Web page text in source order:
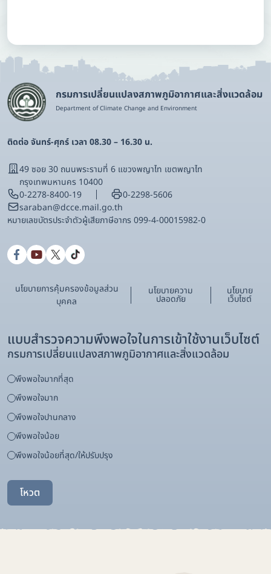
กรมการเปลี่ยนแปลงสภาพภูมิอากาศและสิ่งแวดล้อม
Department of Climate Change and Environment
ติดต่อ จันทร์-ศุกร์ เวลา 08.30 – 16.30 น.
49 ซอย 30 ถนนพระรามที่ 6 แขวงพญาไท เขตพญาไท
กรุงเทพมหานคร 10400
0-2278-8400-19
0-2298-5606
saraban@dcce.mail.go.th
หมายเลขบัตรประจําตัวผู้เสียภาษีอากร 099-4-00015982-0
นโยบายการคุ้มครองข้อมูลส่วน
บุคคล
นโยบายความ
ปลอดภัย
นโยบาย
เว็บไซต์
แบบสำรวจความพึงพอใจในการเข้าใช้งานเว็บไซต์
กรมการเปลี่ยนแปลงสภาพภูมิอากาศและสิ่งแวดล้อม
พึงพอใจมากที่สุด
พึงพอใจมาก
พึงพอใจปานกลาง
พึงพอใจน้อย
พึงพอใจน้อยที่สุด/ให้ปรับปรุง
โหวต